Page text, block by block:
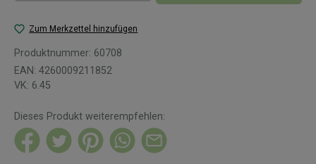
Zum Merkzettel hinzufügen
Produktnummer: 60708
EAN: 4260009211852
VK: 6.45
Dieses Produkt weiterempfehlen: